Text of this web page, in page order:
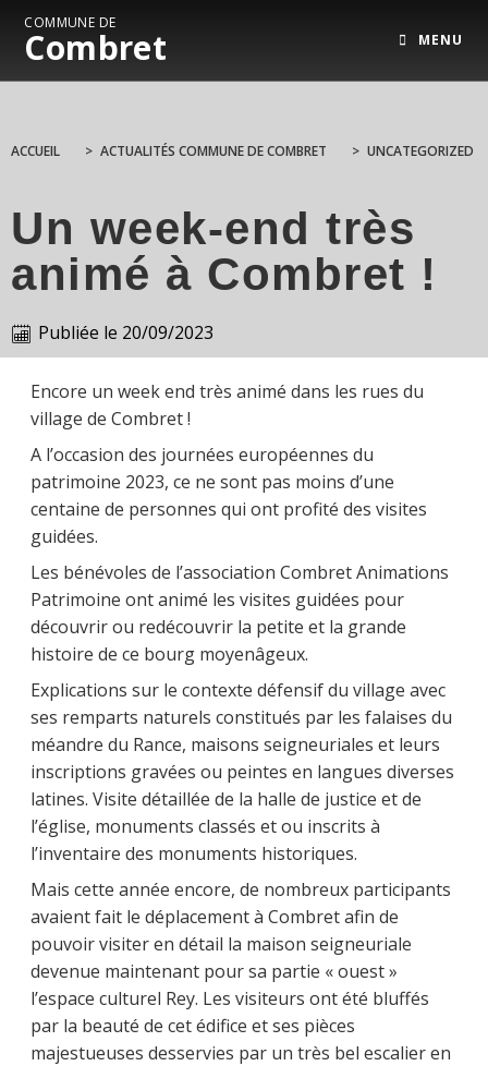
COMMUNE DE
Combret MENU
ACCUEIL > ACTUALITÉS COMMUNE DE COMBRET > UNCATEGORIZED
Un week-end très
animé à Combret !
Publiée le 20/09/2023
Encore un week end très animé dans les rues du
village de Combret !
A l’occasion des journées européennes du
patrimoine 2023, ce ne sont pas moins d’une
centaine de personnes qui ont profité des visites
guidées.
Les bénévoles de l’association Combret Animations
Patrimoine ont animé les visites guidées pour
découvrir ou redécouvrir la petite et la grande
histoire de ce bourg moyenâgeux.
Explications sur le contexte défensif du village avec
ses remparts naturels constitués par les falaises du
méandre du Rance, maisons seigneuriales et leurs
inscriptions gravées ou peintes en langues diverses
latines. Visite détaillée de la halle de justice et de
l’église, monuments classés et ou inscrits à
l’inventaire des monuments historiques.
Mais cette année encore, de nombreux participants
avaient fait le déplacement à Combret afin de
pouvoir visiter en détail la maison seigneuriale
devenue maintenant pour sa partie « ouest »
l’espace culturel Rey. Les visiteurs ont été bluffés
par la beauté de cet édifice et ses pièces
majestueuses desservies par un très bel escalier en